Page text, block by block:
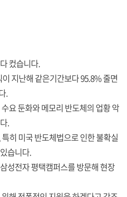
컸습니다.
지난해 같은기간보다 95.8% 줄면
.
요 둔화와 메모리 반도체의 업황 악
.
히 미국 반도체법으로 인한 불확실
습니다.
성전자 평택캠퍼스를 방문해 현장